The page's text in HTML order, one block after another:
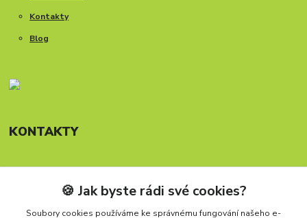
Kontakty
Blog
KONTAKTY
Telefon: +420 777 288 882
Provozní doba Po-Pá, 8-15:30 hod.
🍪 Jak byste rádi své cookies?
Soubory cookies používáme ke správnému fungování našeho e-